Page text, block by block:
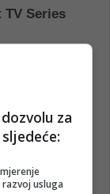
za
razvoj usluga